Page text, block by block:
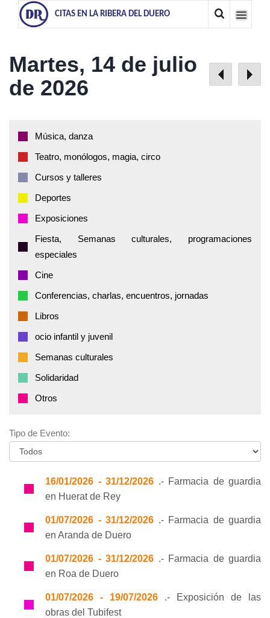
CITAS EN LA RIBERA DEL DUERO
Martes, 14 de julio
de 2026
Música, danza
Teatro, monólogos, magia, circo
Cursos y talleres
Deportes
Exposiciones
Fiesta, Semanas culturales, programaciones
especiales
Cine
Conferencias, charlas, encuentros, jornadas
Libros
ocio infantil y juvenil
Semanas culturales
Solidaridad
Otros
Tipo de Evento:
16/01/2026 - 31/12/2026 .- Farmacia de guardia
en Huerat de Rey
01/07/2026 - 31/12/2026 .- Farmacia de guardia
en Aranda de Duero
01/07/2026 - 31/12/2026 .- Farmacia de guardia
en Roa de Duero
01/07/2026 - 19/07/2026 .- Exposición de las
obras del Tubifest